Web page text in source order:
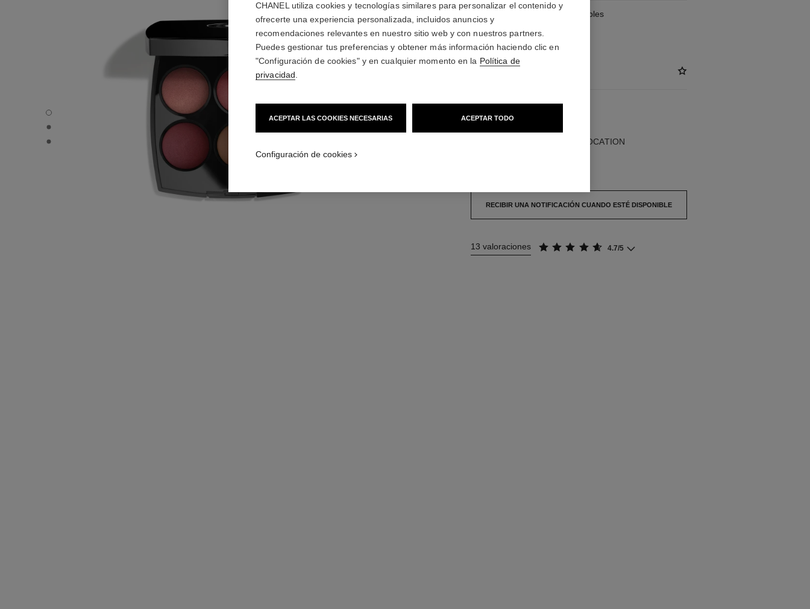
LES 4 OMBRES - Vista por defecto
LES 4 OMBRES - Vista alternativa 1
LES 4 OMBRES - Vista de la textura básica
Sombras de Ojos Efectos Múltiples
Más información
Ref. 164362
362 - CANDEUR ET PROVOCATION
RECIBIR UNA NOTIFICACIÓN CUANDO ESTÉ DISPONIBLE
13 valoraciones 4.7/5
CHANEL utiliza cookies y tecnologías similares para personalizar el contenido y
ofrecerte una experiencia personalizada, incluidos anuncios y
recomendaciones relevantes en nuestro sitio web y con nuestros partners.
Puedes gestionar tus preferencias y obtener más información haciendo clic en
"Configuración de cookies" y en cualquier momento en la Política de
privacidad
ACEPTAR LAS COOKIES NECESARIAS ACEPTAR TODO
Configuración de cookies